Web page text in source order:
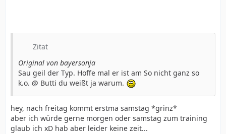
Zitat
Original von bayersonja
Sau geil der Typ. Hoffe mal er ist am So nicht ganz so
k.o. @ Butti du weißt ja warum.
hey, nach freitag kommt erstma samstag *grinz*
aber ich würde gerne morgen oder samstag zum training
glaub ich xD hab aber leider keine zeit...